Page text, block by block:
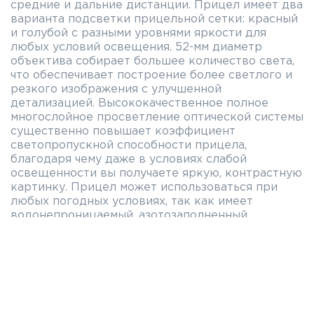
средние и дальние дистанции. Прицел имеет два
варианта подсветки прицельной сетки: красный
и голубой с разными уровнями яркости для
любых условий освещения. 52-мм диаметр
объектива собирает большее количество света,
что обеспечивает построение более светлого и
резкого изображения с улучшенной
детализацией. Высококачественное полное
многослойное просветление оптической системы
существенно повышает коэффициент
светопропускной способности прицела,
благодаря чему даже в условиях слабой
освещенности вы получаете яркую, контрастную
картинку. Прицел может использоваться при
любых погодных условиях, так как имеет
водонепроницаемый, азотозаполненный,